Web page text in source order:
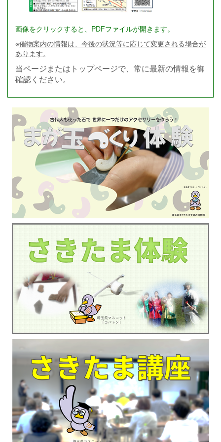
画像をクリックすると、PDFファイルが開きます。
※催物案内の情報は、今後の状況等に応じて変更される場合が
あります。
当ページまたはトップページで、常に最新の情報を御
確認ください。